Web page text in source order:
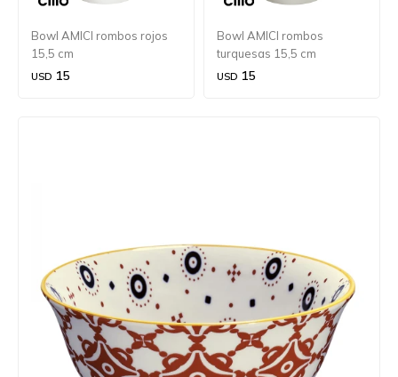
Bowl AMICI rombos rojos
15,5 cm
USD 15
Bowl AMICI rombos
turquesas 15,5 cm
USD 15